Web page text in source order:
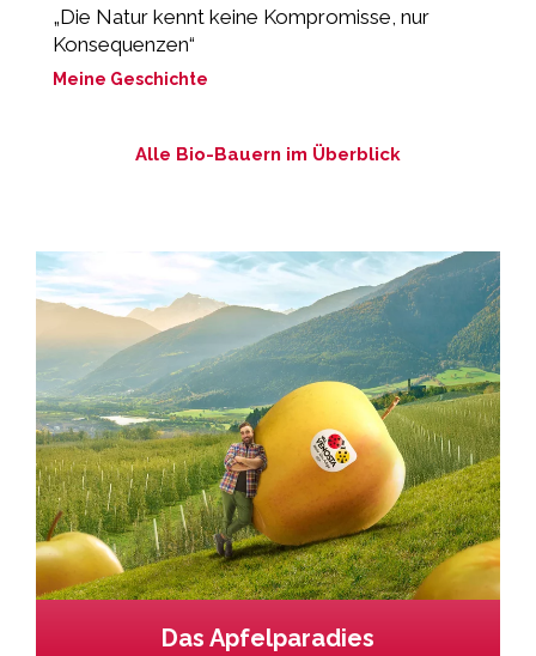
„Die Natur kennt keine Kompromisse, nur
Konsequenzen“
Meine Geschichte
Alle Bio-Bauern im Überblick
Das Apfelparadies